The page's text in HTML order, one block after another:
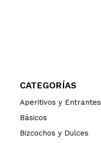
CATEGORÍAS
Aperitivos y Entrantes
Básicos
Bizcochos y Dulces